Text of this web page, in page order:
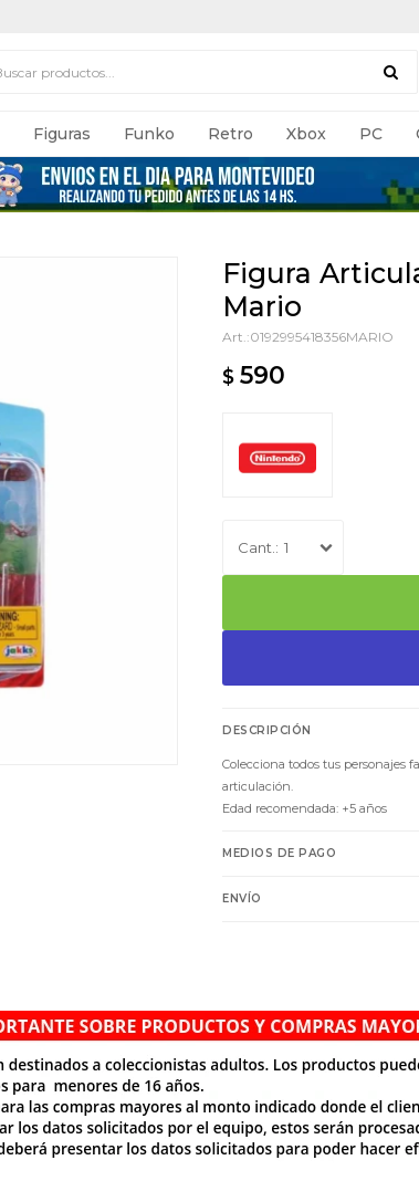
Figuras Funko Retro Xbox PC
Figura
Mario
0192995418356MARIO
$ 590
1
DESCRIPCIÓN
Colecciona todos tus personajes
articulación.
Edad recomendada: +5 años
MEDIOS DE PAGO
ENVÍO